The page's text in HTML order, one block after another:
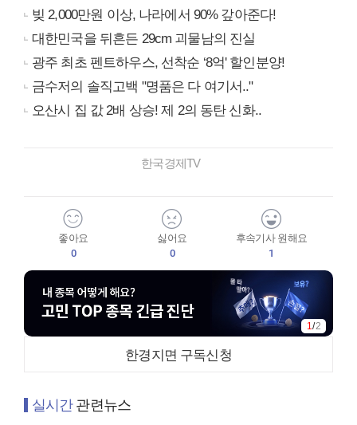
빚 2,000만원 이상, 나라에서 90% 갚아준다!
대한민국을 뒤흔든 29cm 괴물남의 진실
광주 최초 펜트하우스, 선착순 ‘8억' 할인분양!
금수저의 솔직고백 "명품은 다 여기서.."
오산시 집 값 2배 상승! 제 2의 동탄 신화..
한국경제TV
좋아요
0
싫어요
0
후속기사 원해요
1
1 /2
한경지면 구독신청
실시간관련뉴스